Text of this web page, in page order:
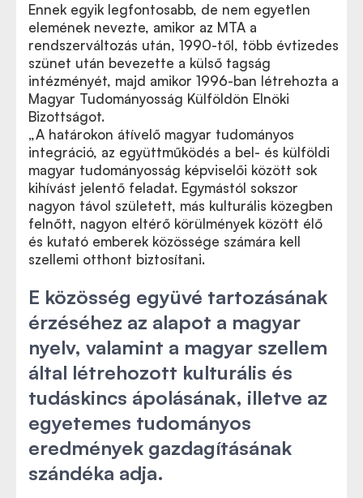
Ennek egyik legfontosabb, de nem egyetlen
elemének nevezte, amikor az MTA a
rendszerváltozás után, 1990-től, több évtizedes
szünet után bevezette a külső tagság
intézményét, majd amikor 1996-ban létrehozta a
Magyar Tudományosság Külföldön Elnöki
Bizottságot.
„A határokon átívelő magyar tudományos
integráció, az együttműködés a bel- és külföldi
magyar tudományosság képviselői között sok
kihívást jelentő feladat. Egymástól sokszor
nagyon távol született, más kulturális közegben
felnőtt, nagyon eltérő körülmények között élő
és kutató emberek közössége számára kell
szellemi otthont biztosítani.
E közösség együvé tartozásának
érzéséhez az alapot a magyar
nyelv, valamint a magyar szellem
által létrehozott kulturális és
tudáskincs ápolásának, illetve az
egyetemes tudományos
eredmények gazdagításának
szándéka adja.